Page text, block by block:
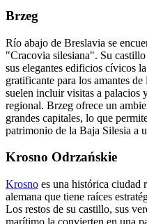
Brzeg
Río abajo de Breslavia se
"Cracovia silesiana". Su
sus elegantes edificios cívicos
gratificante para los amantes
suelen incluir visitas a palacios
regional. Brzeg ofrece un
grandes capitales, lo que
patrimonio de la Baja Silesia a
Krosno Odrzańskie
Krosno es una histórica ciudad
alemana que tiene raíces
Los restos de su castillo, sus